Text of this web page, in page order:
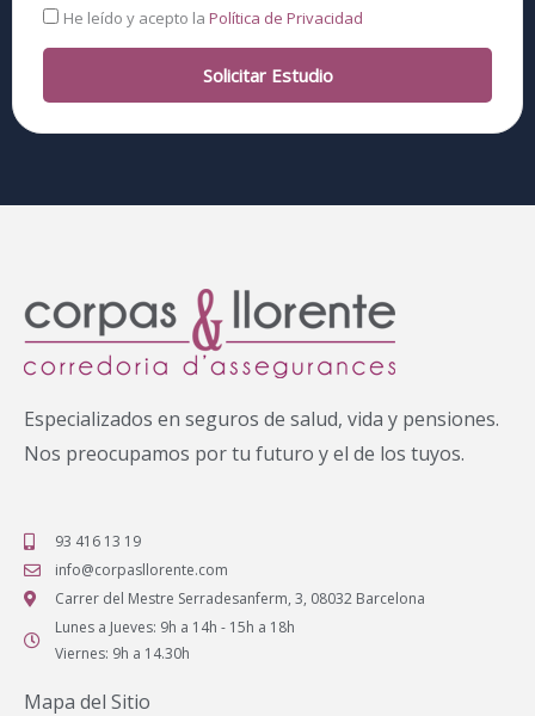
RGPD
He leído y acepto la Política de Privacidad
Solicitar Estudio
Especializados en seguros de salud, vida y pensiones.
Nos preocupamos por tu futuro y el de los tuyos.
93 416 13 19
info@corpasllorente.com
Carrer del Mestre Serradesanferm, 3, 08032 Barcelona
Lunes a Jueves: 9h a 14h - 15h a 18h
Viernes: 9h a 14.30h
Mapa del Sitio